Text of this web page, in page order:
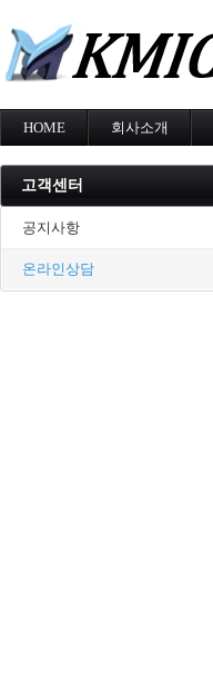
HOME 회사소개
고객센터
공지사항
온라인상담